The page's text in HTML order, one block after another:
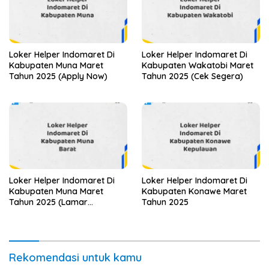
Loker Helper Indomaret Di
Kabupaten Muna Maret
Tahun 2025 (Apply Now)
Loker Helper Indomaret Di
Kabupaten Wakatobi Maret
Tahun 2025 (Cek Segera)
Loker Helper Indomaret Di
Kabupaten Muna Maret
Tahun 2025 (Lamar
Loker Helper Indomaret Di
Kabupaten Konawe Maret
Tahun 2025
Rekomendasi untuk kamu